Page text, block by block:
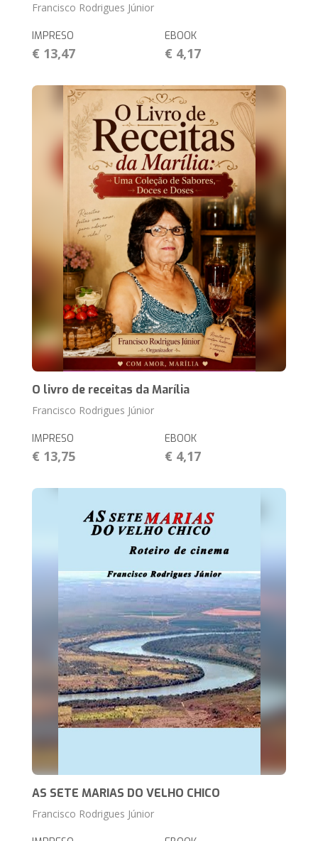
Francisco Rodrigues Júnior
IMPRESO
€ 13,47
EBOOK
€ 4,17
O livro de receitas da Marília
Francisco Rodrigues Júnior
IMPRESO
€ 13,75
EBOOK
€ 4,17
AS SETE MARIAS DO VELHO CHICO
Francisco Rodrigues Júnior